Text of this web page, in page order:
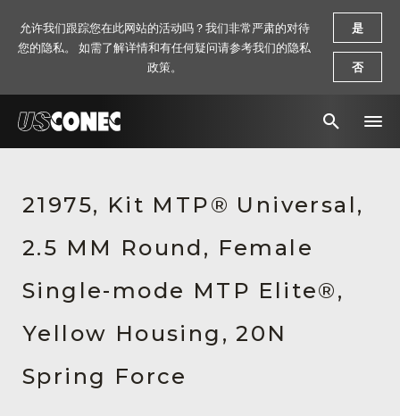
解决方案
产品
资源
关于我们
21975, Kit MTP® Universal,
2.5 MM Round, Female
Single-mode MTP Elite®,
Yellow Housing, 20N
Spring Force
允许我们跟踪您在此网站的活动吗？我们非常严肃的对待
您的隐私。 如需了解详情和有任何疑问请参考我们的隐私
政策。
是
否